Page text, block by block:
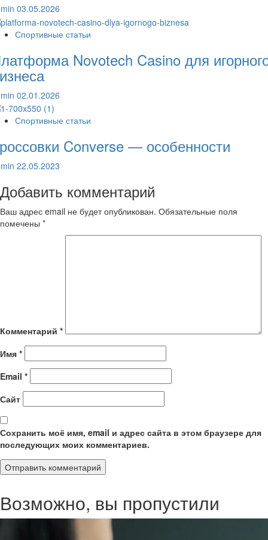
03.05.2026
Спортивные статьи
Novotech Casino для
02.01.2026
Спортивные статьи
Converse — особенности
22.05.2023
Добавить комментарий
Ваш адрес email не будет опубликован. Обязательные поля
помечены *
Комментарий *
Имя *
Email *
Сайт
Сохранить моё имя, email и адрес сайта в этом браузере для
последующих моих комментариев.
Возможно, вы пропустили